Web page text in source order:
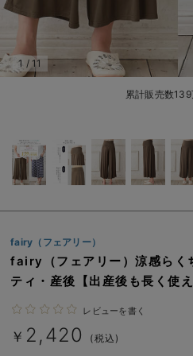
快適機能ウェア特集 ボトムス
快適機能ウェア特集 パジャマ
erbaviva（エルバビーバ）
ハレの日に着るANGELIEBEのセレモニー
買って正解！高評価レビューアイテム
親子コーデ｜ママとベビーにおすすめ！
便利な育児家電
Gift Selection 出産祝い
累計販売数
1 / 11
fairy（フェアリー）
fairy（フェアリー）涼感ら
ティ・産後【出産後も長く使え
レビューを書く
￥ 2,420 (税込)